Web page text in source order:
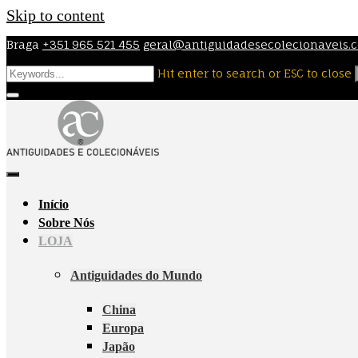
Skip to content
Braga +351 965 521 455
Hit enter to search or ESC to close
Início
Sobre Nós
LOJA
Antiguidades do Mundo
China
Europa
Japão